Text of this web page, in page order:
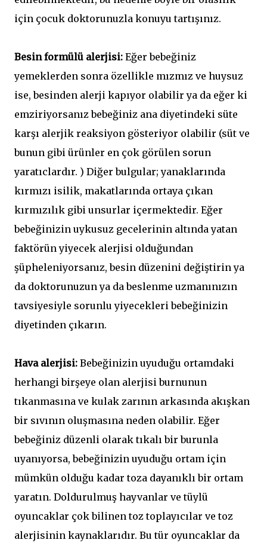
için çocuk doktorunuzla konuyu tartışınız.
Besin formülü alerjisi: Eğer bebeğiniz
yemeklerden sonra özellikle mızmız ve huysuz
ise, besinden alerji kapıyor olabilir ya da eğer ki
emziriyorsanız bebeğiniz ana diyetindeki süte
karşı alerjik reaksiyon gösteriyor olabilir (süt ve
bunun gibi ürünler en çok görülen sorun
yaratıclardır. ) Diğer bulgular; yanaklarında
kırmızı isilik, makatlarında ortaya çıkan
kırmızılık gibi unsurlar içermektedir. Eğer
bebeğinizin uykusuz gecelerinin altında yatan
faktörün yiyecek alerjisi olduğundan
şüpheleniyorsanız, besin düzenini değiştirin ya
da doktorunuzun ya da beslenme uzmanınızın
tavsiyesiyle sorunlu yiyecekleri bebeğinizin
diyetinden çıkarın.
Hava alerjisi: Bebeğinizin uyuduğu ortamdaki
herhangi birşeye olan alerjisi burnunun
tıkanmasına ve kulak zarının arkasında akışkan
bir sıvının oluşmasına neden olabilir. Eğer
bebeğiniz düzenli olarak tıkalı bir burunla
uyanıyorsa, bebeğinizin uyuduğu ortam için
mümkün olduğu kadar toza dayanıklı bir ortam
yaratın. Doldurulmuş hayvanlar ve tüylü
oyuncaklar çok bilinen toz toplayıcılar ve toz
alerjisinin kaynaklarıdır. Bu tür oyuncaklar da